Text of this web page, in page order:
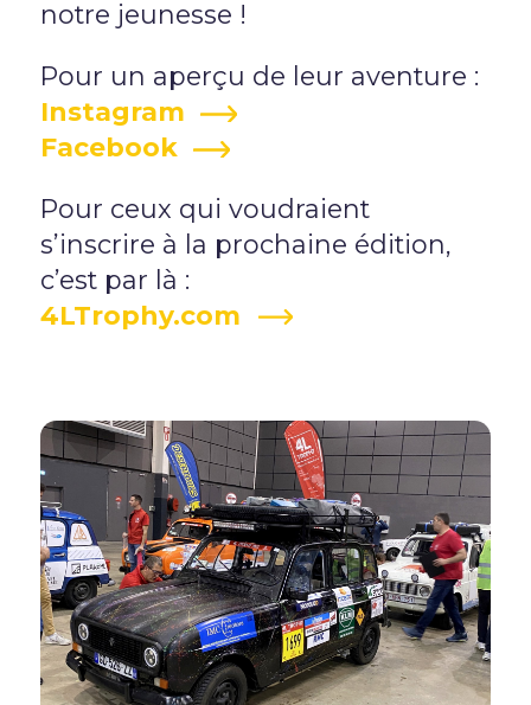
notre jeunesse !
Pour un aperçu de leur aventure :
Instagram
Facebook
Pour ceux qui voudraient
s’inscrire à la prochaine édition,
c’est par là :
4LTrophy.com